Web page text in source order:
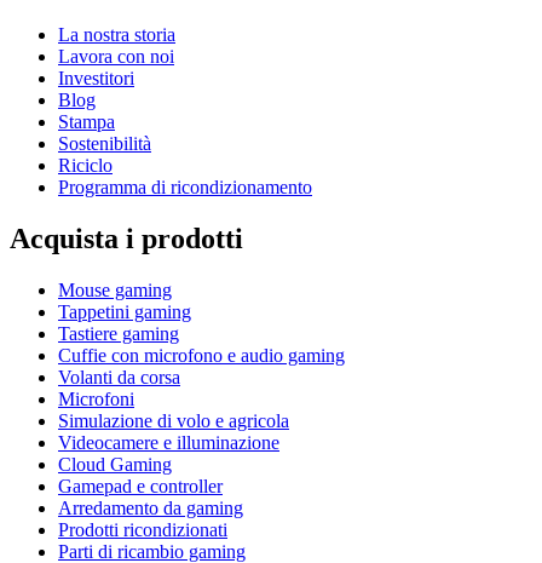
La nostra storia
Lavora con noi
Investitori
Blog
Stampa
Sostenibilità
Riciclo
Programma di ricondizionamento
Acquista i prodotti
Mouse gaming
Tappetini gaming
Tastiere gaming
Cuffie con microfono e audio gaming
Volanti da corsa
Microfoni
Simulazione di volo e agricola
Videocamere e illuminazione
Cloud Gaming
Gamepad e controller
Arredamento da gaming
Prodotti ricondizionati
Parti di ricambio gaming